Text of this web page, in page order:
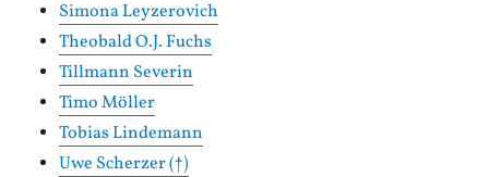
Simona Leyzerovich
Theobald O.J. Fuchs
Tillmann Severin
Timo Möller
Tobias Lindemann
Uwe Scherzer (†)